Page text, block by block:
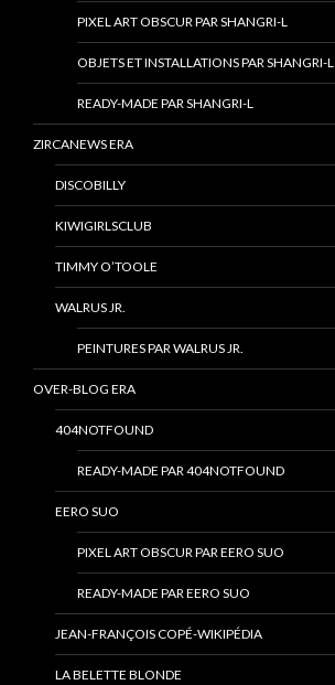
PIXEL ART OBSCUR PAR SHANGRI-L
OBJETS ET INSTALLATIONS PAR SHANGRI-L
READY-MADE PAR SHANGRI-L
ZIRCANEWS ERA
DISCOBILLY
KIWIGIRLSCLUB
TIMMY O’TOOLE
WALRUS JR.
PEINTURES PAR WALRUS JR.
OVER-BLOG ERA
404NOTFOUND
READY-MADE PAR 404NOTFOUND
EERO SUO
PIXEL ART OBSCUR PAR EERO SUO
READY-MADE PAR EERO SUO
JEAN-FRANÇOIS COPÉ-WIKIPÉDIA
LA BELETTE BLONDE